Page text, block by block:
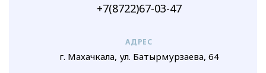
+7(8722)67-03-47
АДРЕС
г. Махачкала, ул. Батырмурзаева, 64